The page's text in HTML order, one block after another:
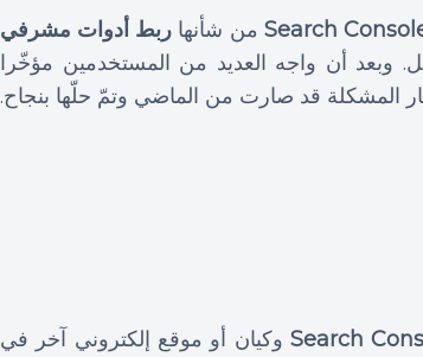
من شأنها ربط أدوات مشرفي
وبعد أن واجه العديد من المستخدمين مؤخّرا
وكيان أو موقع إلكتروني آخر في